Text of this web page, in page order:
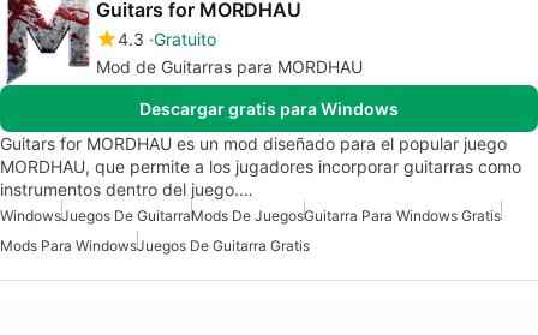
Guitars for MORDHAU
4.3 Gratuito
Mod de Guitarras para MORDHAU
Descargar gratis para Windows
Guitars for MORDHAU es un mod diseñado para el popular juego
MORDHAU, que permite a los jugadores incorporar guitarras como
instrumentos dentro del juego.…
WindowsJuegos De GuitarraMods De JuegosGuitarra Para Windows Gratis
Mods Para WindowsJuegos De Guitarra Gratis